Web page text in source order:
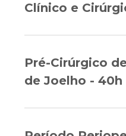
Clínico e
• Tratamento clínico;
• Infiltrações
• Indicação de
• Capacidade
Pré-Cirúrgico
de Joelho - 40h
joelho;